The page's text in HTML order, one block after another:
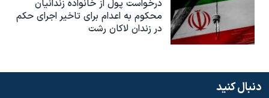
درخواست پول از خانواده زندانیان
محکوم به‌ اعدام برای تاخیر اجرای حکم
در زندان لاکان رشت
دنبال کنید